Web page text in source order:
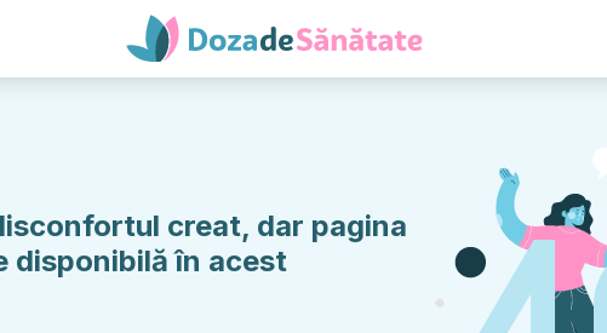
creat, dar pagina
disponibilă în acest